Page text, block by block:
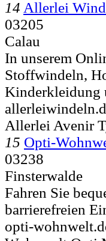
14 Allerlei
03205
Calau
In unserem
Stoffwindeln,
Kinderkleidung
Allerlei Avenir
15 Opti-
03238
Finsterwalde
Fahren Sie
barrierefreien
opti-